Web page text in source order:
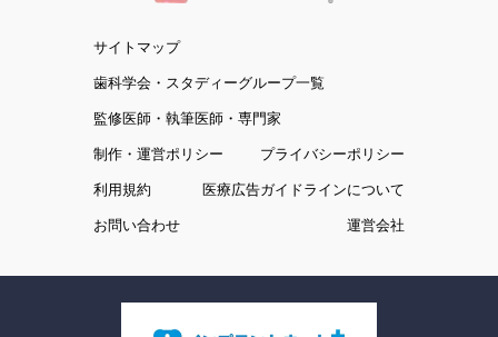
サイトマップ
歯科学会・スタディーグループ一覧
監修医師・執筆医師・専門家
制作・運営ポリシー
プライバシーポリシー
利用規約
医療広告ガイドラインについて
お問い合わせ
運営会社